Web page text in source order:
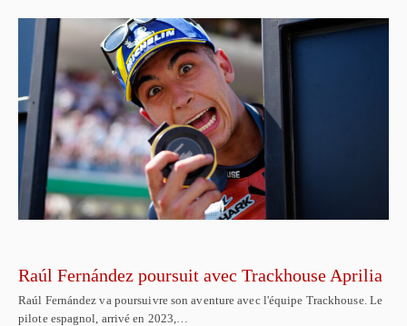
Raúl Fernández poursuit avec Trackhouse Aprilia
Raúl Fernández va poursuivre son aventure avec l'équipe Trackhouse. Le
pilote espagnol, arrivé en 2023,…